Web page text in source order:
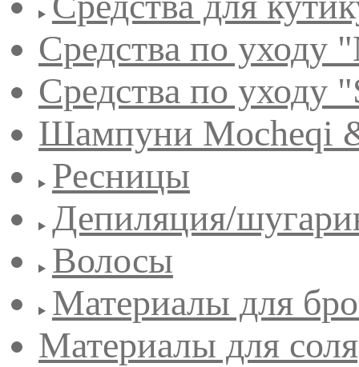
Средства по уходу
Средства по уходу
Шампуни Mocheqi
Ресницы
Депиляция/
Волосы
Материалы для
Материалы для